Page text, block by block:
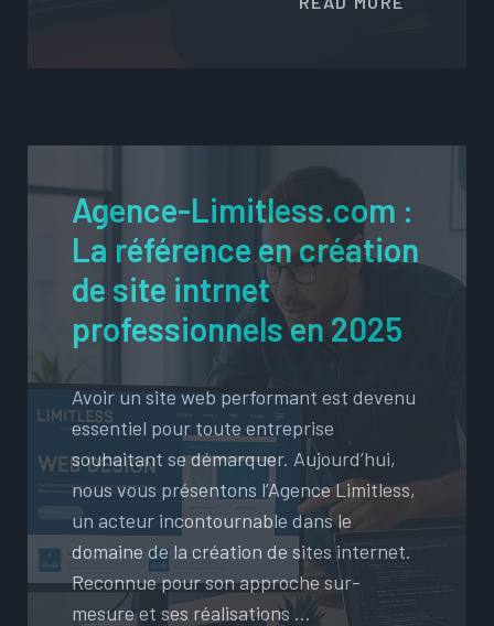
Agence-Limitless.com :
La référence en création
de site intrnet
professionnels en 2025
Avoir un site web performant est devenu
essentiel pour toute entreprise
souhaitant se démarquer. Aujourd’hui,
nous vous présentons l’Agence Limitless,
un acteur incontournable dans le
domaine de la création de sites internet.
Reconnue pour son approche sur-
mesure et ses réalisations …